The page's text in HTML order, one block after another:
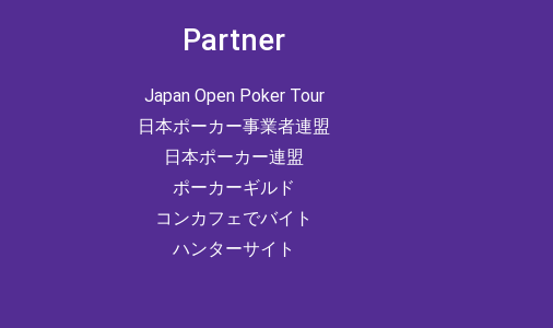
Partner
Japan Open Poker Tour
日本ポーカー事業者連盟
日本ポーカー連盟
ポーカーギルド
コンカフェでバイト
ハンターサイト